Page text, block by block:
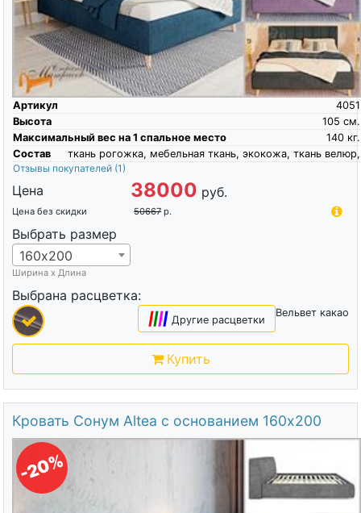
Артикул
4051
Высота
см.
105
Максимальный вес на 1 спальное место
кг.
140
Состав
ткань рогожка, мебельная ткань, экокожа, ткань велюр,
Отзывы покупателей (1)
Цена 38000 руб.
Цена без скидки 50667 р.
Выбрать размер
160х200
Ширина х Длина
Выбрана расцветка:
Вельвет какао
|||| Другие расцветки
Купить
Кровать Сонум Altea с основанием 160х200
-20%